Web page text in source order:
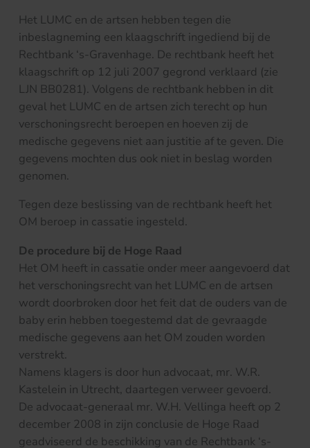
Het LUMC en de artsen hebben tegen die
inbeslagneming een klaagschrift ingediend bij de
Rechtbank ‘s-Gravenhage. De rechtbank heeft het
klaagschrift op 12 juli 2007 gegrond verklaard (zie
LJN BB0281). Volgens de rechtbank hebben in dit
geval het LUMC en de artsen zich terecht op hun
verschoningsrecht beroepen en hoeven zij de
medische gegevens niet aan justitie af te geven. Die
gegevens mochten dus ook niet in beslag worden
genomen.
Tegen deze beslissing van de rechtbank heeft het
OM beroep in cassatie ingesteld.
De procedure bij de Hoge Raad
Het OM heeft in cassatie onder meer aangevoerd dat
het verschoningsrecht van het LUMC en de artsen
wordt doorbroken door het feit dat de ouders van de
baby erin hebben toegestemd dat de gevraagde
medische gegevens aan het OM zouden worden
verstrekt.
Namens klagers is door hun advocaat, mr. W.R.
Kastelein in Utrecht, daartegen verweer gevoerd.
De advocaat-generaal mr. W.H. Vellinga heeft op 2
december 2008 in zijn conclusie de Hoge Raad
geadviseerd de beschikking van de Rechtbank ‘s-